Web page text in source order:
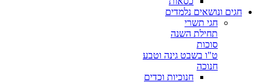
חגים ונושאים נלמדים
חגי תשרי
תחילת השנה
סוכות
ט"ו בשבט גינה וטבע
חנוכה
חנוכיות וכדים